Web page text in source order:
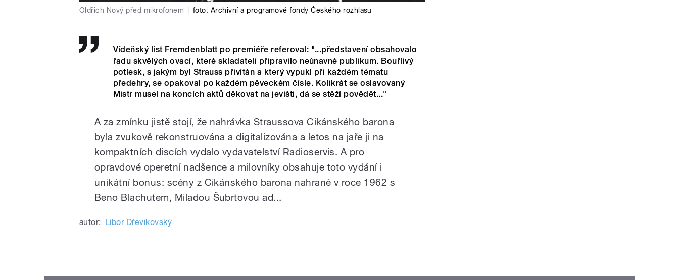
Oldřich Nový před mikrofonem foto: Archivní a programové fondy Českého rozhlasu
Vídeňský list Fremdenblatt po premiéře referoval: "...představení obsahovalo
řadu skvělých ovací, které skladateli připravilo neúnavné publikum. Bouřlivý
potlesk, s jakým byl Strauss přivítán a který vypukl při každém tématu
předehry, se opakoval po každém pěveckém čísle. Kolikrát se oslavovaný
Mistr musel na koncích aktů děkovat na jevišti, dá se stěží povědět..."
A za zmínku jistě stojí, že nahrávka Straussova Cikánského barona
byla zvukově rekonstruována a digitalizována a letos na jaře ji na
kompaktních discích vydalo vydavatelství Radioservis. A pro
opravdové operetní nadšence a milovníky obsahuje toto vydání i
unikátní bonus: scény z Cikánského barona nahrané v roce 1962 s
Beno Blachutem, Miladou Šubrtovou ad...
autor: Libor Dřevikovský